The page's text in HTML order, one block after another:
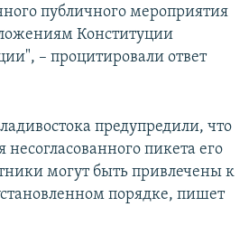
публичного мероприятия
Конституции
– процитировали ответ
предупредили, что
несогласованного пикета его
могут быть привлечены к
порядке, пишет